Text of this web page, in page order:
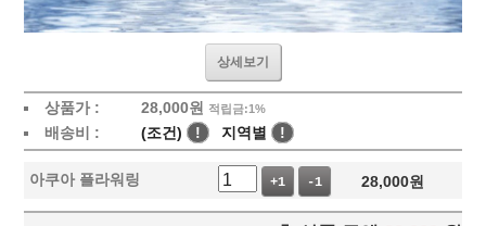
상세보기
상품가 : 28,000원 적립금:1%
배송비 : (조건) ! 지역별 !
아쿠아 플라워링 +1 -1 28,000원